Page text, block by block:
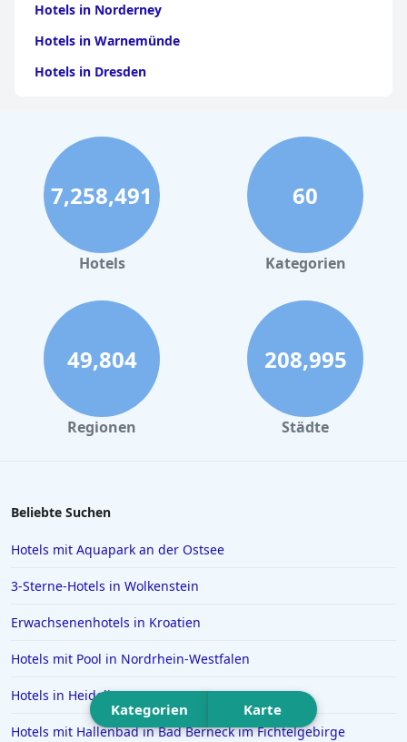
Hotels in Norderney
Hotels in Warnemünde
Hotels in Dresden
Hotels in Stuttgart
Hotels in Leipzig
Hotels in Bamberg
Hotels in Nürnberg
Hotels in Büsum
Hotels in Rostock
Hotels in Travemünde
Hotels in Prag
Hotels in Bonn
Hotels auf Korfu
Hotels in Antalya
Hotels in Neumünster
Hotels in Mayrhofen
Hotels auf Menorca
Kategorien Karte
7,258,491
Hotels
60
Kategorien
49,804
Regionen
208,995
Städte
Beliebte Suchen
Hotels mit Aquapark an der Ostsee
3-Sterne-Hotels in Wolkenstein
Erwachsenenhotels in Kroatien
Hotels mit Pool in Nordrhein-Westfalen
Hotels in Heidelberg
Hotels mit Hallenbad in Bad Berneck im Fichtelgebirge